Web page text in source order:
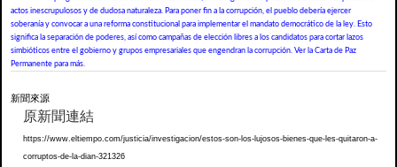
actos inescrupulosos y de dudosa naturaleza. Para poner fin a la corrupción, el pueblo debería ejercer
soberanía y convocar a una reforma constitucional para implementar el mandato democrático de la ley. Esto
significa la separación de poderes, así como campañas de elección libres a los candidatos para cortar lazos
simbióticos entre el gobierno y grupos empresariales que engendran la corrupción. Ver la Carta de Paz
Permanente para más.
新聞來源
原新聞連結
https://www.eltiempo.com/justicia/investigacion/estos-son-los-lujosos-bienes-que-les-quitaron-a-
corruptos-de-la-dian-321326